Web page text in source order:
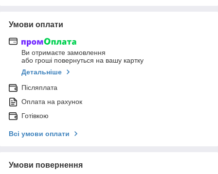
Умови оплати
Ви отримаєте замовлення
або гроші повернуться на вашу картку
Детальніше
Післяплата
Оплата на рахунок
Готівкою
Всі умови оплати
Умови повернення